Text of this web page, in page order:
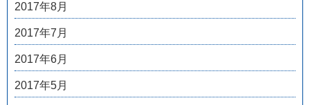
2017年8月
2017年7月
2017年6月
2017年5月